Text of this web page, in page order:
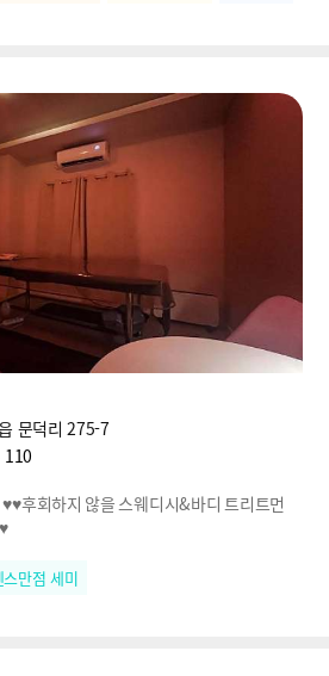
문덕리 275-7
110
후회하지 않을 스웨디시&바디 트리트먼
스만점 세미